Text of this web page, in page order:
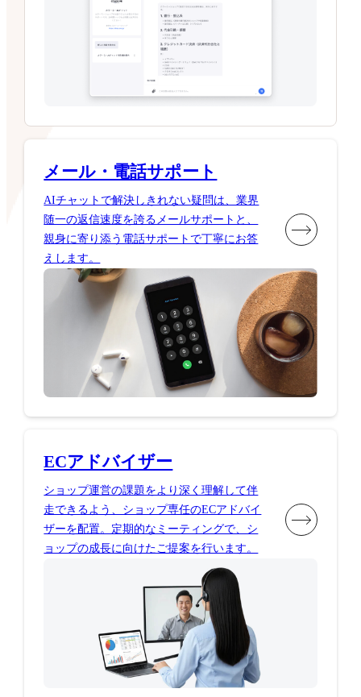
メール・電話サポート
AIチャットで解決しきれない疑問は、業界
随一の返信速度を誇るメールサポートと、
親身に寄り添う電話サポートで丁寧にお答
えします。
ECアドバイザー
ショップ運営の課題をより深く理解して伴
走できるよう、ショップ専任のECアドバイ
ザーを配置。定期的なミーティングで、シ
ョップの成長に向けたご提案を行います。